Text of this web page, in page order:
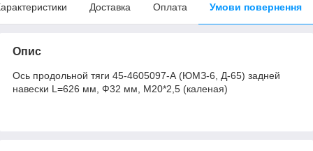
Доставка Оплата Умови повернення
Опис
Ось продольной тяги 45-4605097-А (ЮМЗ-6, Д-65) задней
навески L=626 мм, Ф32 мм, М20*2,5 (каленая)